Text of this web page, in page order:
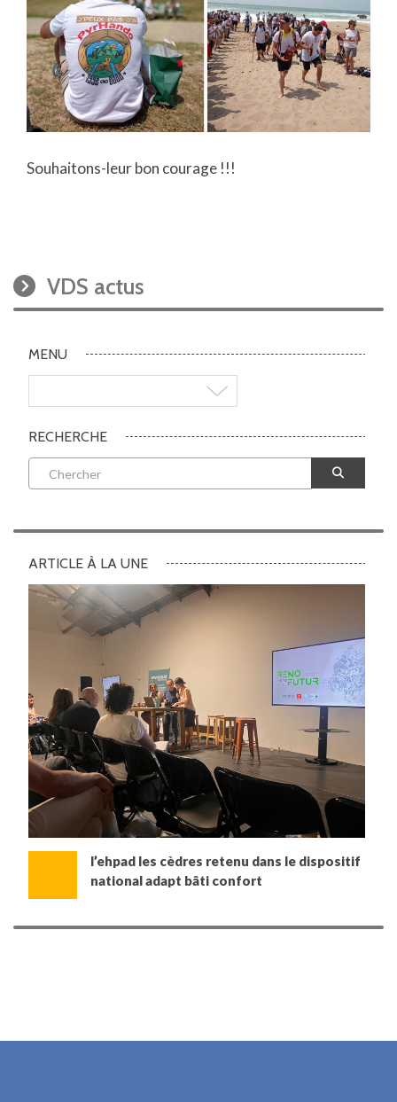
Souhaitons-leur bon courage !!!
VDS actus
MENU
RECHERCHE
ARTICLE À LA UNE
l’ehpad les cèdres retenu dans le dispositif
national adapt bâti confort